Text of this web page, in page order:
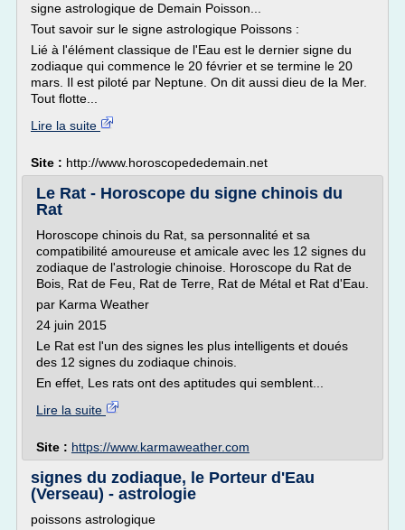
signe astrologique de Demain Poisson...
Tout savoir sur le signe astrologique Poissons :
Lié à l'élément classique de l'Eau est le dernier signe du
zodiaque qui commence le 20 février et se termine le 20
mars. Il est piloté par Neptune. On dit aussi dieu de la Mer.
Tout flotte...
Lire la suite
Site : http://www.horoscopededemain.net
Le Rat - Horoscope du signe chinois du
Rat
Horoscope chinois du Rat, sa personnalité et sa
compatibilité amoureuse et amicale avec les 12 signes du
zodiaque de l'astrologie chinoise. Horoscope du Rat de
Bois, Rat de Feu, Rat de Terre, Rat de Métal et Rat d'Eau.
par Karma Weather
24 juin 2015
Le Rat est l'un des signes les plus intelligents et doués
des 12 signes du zodiaque chinois.
En effet, Les rats ont des aptitudes qui semblent...
Lire la suite
Site : https://www.karmaweather.com
signes du zodiaque, le Porteur d'Eau
(Verseau) - astrologie
poissons astrologique